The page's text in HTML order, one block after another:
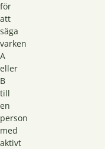
för
att
säga
varken
A
eller
B
till
en
person
med
aktivt